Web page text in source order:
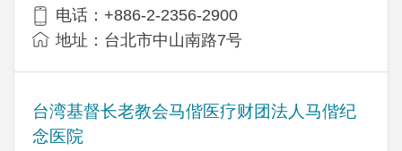
电话：+886-2-2356-2900
地址：台北市中山南路7号
台湾基督长老教会马偕医疗财团法人马偕纪
念医院